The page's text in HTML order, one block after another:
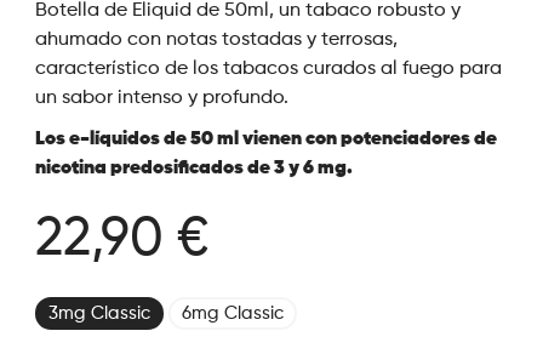
Botella de Eliquid de 50ml, un tabaco robusto y
ahumado con notas tostadas y terrosas,
característico de los tabacos curados al fuego para
un sabor intenso y profundo.
Los e-líquidos de 50 ml vienen con potenciadores de
nicotina predosificados de 3 y 6 mg.
22,90 €
3mg Classic 6mg Classic